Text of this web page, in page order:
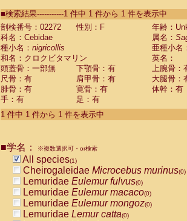
CebidaeSaguinus labiatus(0)
Cebidae Saguinus leucopus (0)
Cebidae
CebidaeSaguinus mystax
CebidaeSaguinus nigricollis (1)
Cebidae Saguinus oedipus
Cebidae Saguinus weddelli
Cebidae Saguinusspp.
Cebidae Aotus trivirgatus
Cebidae Cebus albifrons
CebidaeCebus nigrivittatus
CebidaeCebus
CebidaeSaimiri boliviensis(0)
CebidaeSaimiri sciureus(0)
AtelidaeAlouatta caraya(0)
AtelidaeAlouatta fusca(0)
AtelidaeAlouatta seniculus
■検索結果-----------1 件中 1 件から 1 件を表示中
剖検番号：02272
性別：F
年齢：
科名：Cebidae
属名：
種小名： nigricollis
亜種小名
和名：クロクビタマリン
英名：
頭蓋骨：一部無
下顎骨：有
上腕骨：
尺骨：有
肩甲骨：有
大腿骨：
腓骨：有
寛骨：有
体幹：有
手：有
足：有
1 件中 1 件から 1 件を表示中
■学名： ※複数選択可・or検索
All species(1)
Cheirogaleidae Microcebus murinus(0)
Lemuridae Eulemur fulvus(0)
Lemuridae Eulemur macaco(0)
Lemuridae Eulemur mongoz(0)
Lemuridae Lemur catta(0)